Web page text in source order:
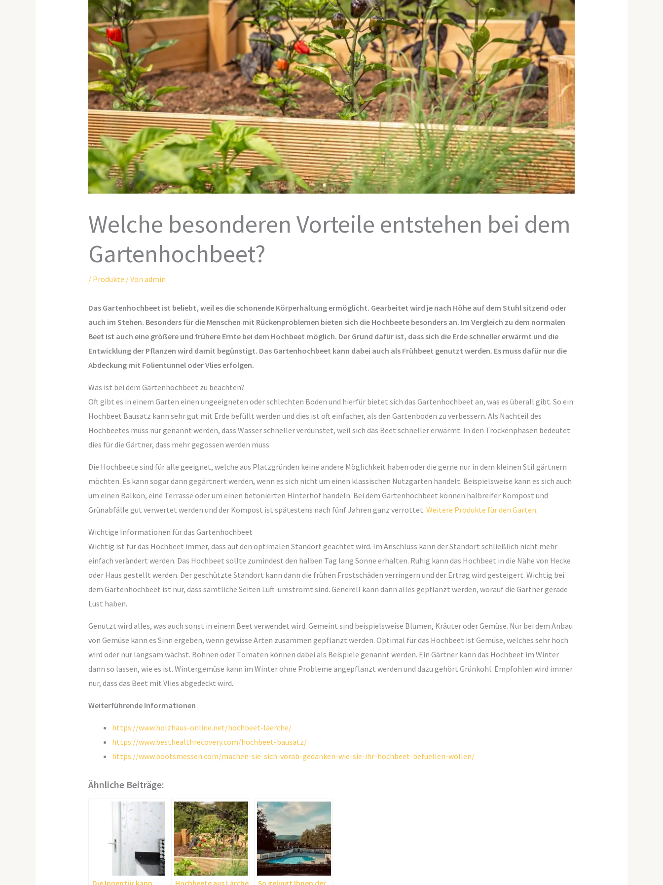
Welche besonderen Vorteile entstehen bei dem
Gartenhochbeet?
/ Produkte / Von admin
Das Gartenhochbeet ist beliebt, weil es die schonende Körperhaltung ermöglicht. Gearbeitet wird je nach Höhe auf dem Stuhl sitzend oder
auch im Stehen. Besonders für die Menschen mit Rückenproblemen bieten sich die Hochbeete besonders an. Im Vergleich zu dem normalen
Beet ist auch eine größere und frühere Ernte bei dem Hochbeet möglich. Der Grund dafür ist, dass sich die Erde schneller erwärmt und die
Entwicklung der Pflanzen wird damit begünstigt. Das Gartenhochbeet kann dabei auch als Frühbeet genutzt werden. Es muss dafür nur die
Abdeckung mit Folientunnel oder Vlies erfolgen.
Was ist bei dem Gartenhochbeet zu beachten?
Oft gibt es in einem Garten einen ungeeigneten oder schlechten Boden und hierfür bietet sich das Gartenhochbeet an, was es überall gibt. So ein
Hochbeet Bausatz kann sehr gut mit Erde befüllt werden und dies ist oft einfacher, als den Gartenboden zu verbessern. Als Nachteil des
Hochbeetes muss nur genannt werden, dass Wasser schneller verdunstet, weil sich das Beet schneller erwärmt. In den Trockenphasen bedeutet
dies für die Gärtner, dass mehr gegossen werden muss.
Die Hochbeete sind für alle geeignet, welche aus Platzgründen keine andere Möglichkeit haben oder die gerne nur in dem kleinen Stil gärtnern
möchten. Es kann sogar dann gegärtnert werden, wenn es sich nicht um einen klassischen Nutzgarten handelt. Beispielsweise kann es sich auch
um einen Balkon, eine Terrasse oder um einen betonierten Hinterhof handeln. Bei dem Gartenhochbeet können halbreifer Kompost und
Grünabfälle gut verwertet werden und der Kompost ist spätestens nach fünf Jahren ganz verrottet. Weitere Produkte für den Garten.
Wichtige Informationen für das Gartenhochbeet
Wichtig ist für das Hochbeet immer, dass auf den optimalen Standort geachtet wird. Im Anschluss kann der Standort schließlich nicht mehr
einfach verändert werden. Das Hochbeet sollte zumindest den halben Tag lang Sonne erhalten. Ruhig kann das Hochbeet in die Nähe von Hecke
oder Haus gestellt werden. Der geschützte Standort kann dann die frühen Frostschäden verringern und der Ertrag wird gesteigert. Wichtig bei
dem Gartenhochbeet ist nur, dass sämtliche Seiten Luft-umströmt sind. Generell kann dann alles gepflanzt werden, worauf die Gärtner gerade
Lust haben.
Genutzt wird alles, was auch sonst in einem Beet verwendet wird. Gemeint sind beispielsweise Blumen, Kräuter oder Gemüse. Nur bei dem Anbau
von Gemüse kann es Sinn ergeben, wenn gewisse Arten zusammen gepflanzt werden. Optimal für das Hochbeet ist Gemüse, welches sehr hoch
wird oder nur langsam wächst. Bohnen oder Tomaten können dabei als Beispiele genannt werden. Ein Gärtner kann das Hochbeet im Winter
dann so lassen, wie es ist. Wintergemüse kann im Winter ohne Probleme angepflanzt werden und dazu gehört Grünkohl. Empfohlen wird immer
nur, dass das Beet mit Vlies abgedeckt wird.
Weiterführende Informationen
https://www.holzhaus-online.net/hochbeet-laerche/
https://www.besthealthrecovery.com/hochbeet-bausatz/
https://www.bootsmessen.com/machen-sie-sich-vorab-gedanken-wie-sie-ihr-hochbeet-befuellen-wollen/
Ähnliche Beiträge: